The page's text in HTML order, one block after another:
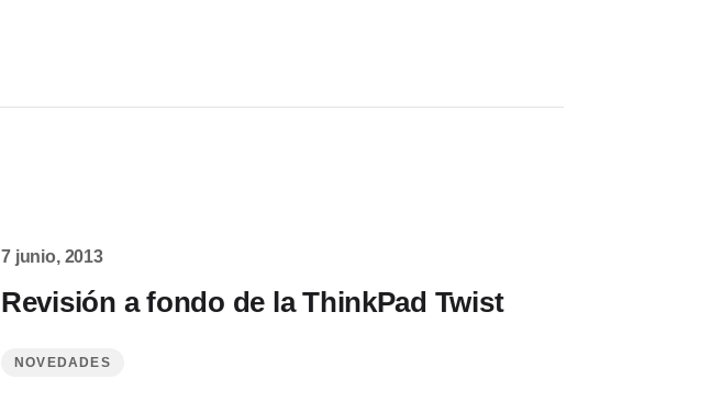
7 junio, 2013
Revisión a fondo de la ThinkPad Twist
NOVEDADES